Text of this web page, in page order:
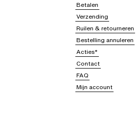
Betalen
Verzending
Ruilen & retourneren
Bestelling annuleren
Acties*
Contact
FAQ
Mijn account